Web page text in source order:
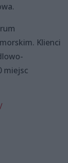
Klienci
miejsc